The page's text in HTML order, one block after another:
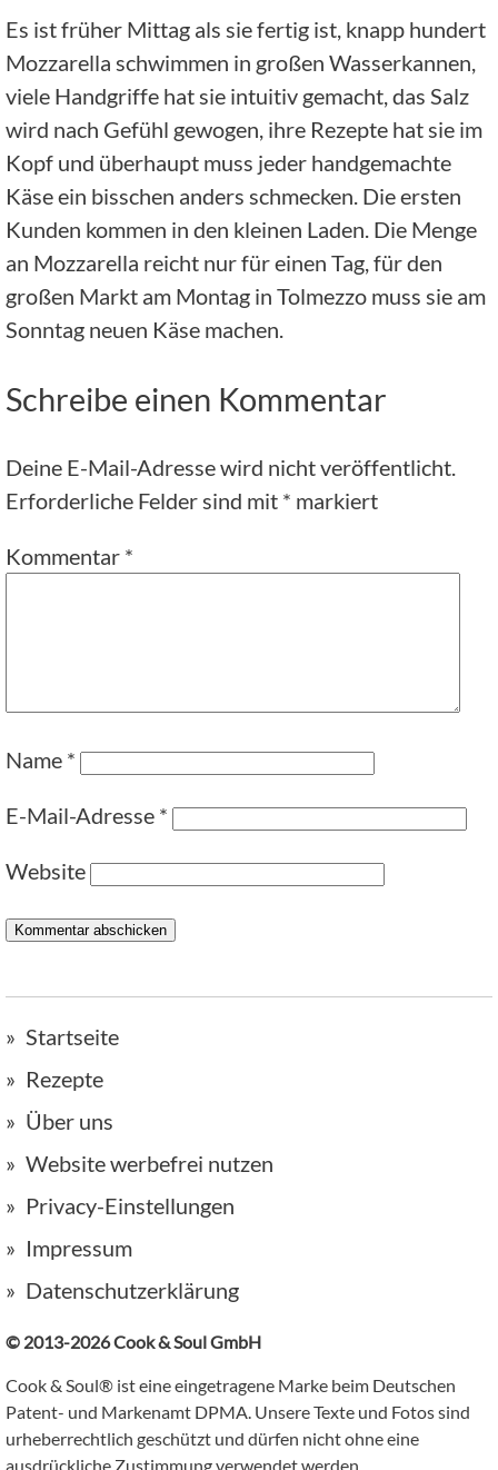
Es ist früher Mittag als sie fertig ist, knapp hundert
Mozzarella schwimmen in großen Wasserkannen,
viele Handgriffe hat sie intuitiv gemacht, das Salz
wird nach Gefühl gewogen, ihre Rezepte hat sie im
Kopf und überhaupt muss jeder handgemachte
Käse ein bisschen anders schmecken. Die ersten
Kunden kommen in den kleinen Laden. Die Menge
an Mozzarella reicht nur für einen Tag, für den
großen Markt am Montag in Tolmezzo muss sie am
Sonntag neuen Käse machen.
Schreibe einen Kommentar
Deine E-Mail-Adresse wird nicht veröffentlicht.
Erforderliche Felder sind mit * markiert
Kommentar *
Name *
E-Mail-Adresse *
Website
Startseite
Rezepte
Über uns
Website werbefrei nutzen
Privacy-Einstellungen
Impressum
Datenschutzerklärung
© 2013-2026 Cook & Soul GmbH
Cook & Soul® ist eine eingetragene Marke beim Deutschen
Patent- und Markenamt DPMA. Unsere Texte und Fotos sind
urheberrechtlich geschützt und dürfen nicht ohne eine
ausdrückliche Zustimmung verwendet werden.